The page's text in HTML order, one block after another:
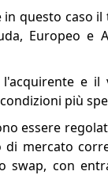
questo caso
Europeo e
l'acquirente
più
essere
mercato
swap, con